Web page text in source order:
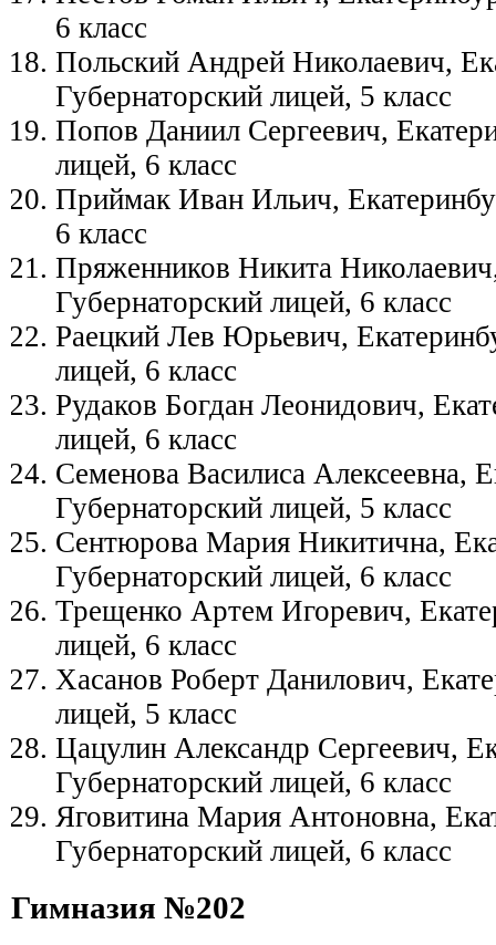
6 класс
Польский Андрей Николаевич,
Губернаторский лицей, 5 класс
Попов Даниил Сергеевич,
лицей, 6 класс
Приймак Иван Ильич,
6 класс
Пряженников Никита
Губернаторский лицей, 6 класс
Раецкий Лев Юрьевич,
лицей, 6 класс
Рудаков Богдан Леонидович,
лицей, 6 класс
Семенова Василиса Алексеевна,
Губернаторский лицей, 5 класс
Сентюрова Мария Никитична,
Губернаторский лицей, 6 класс
Трещенко Артем Игоревич,
лицей, 6 класс
Хасанов Роберт Данилович,
лицей, 5 класс
Цацулин Александр Сергеевич,
Губернаторский лицей, 6 класс
Яговитина Мария Антоновна,
Губернаторский лицей, 6 класс
Гимназия №202